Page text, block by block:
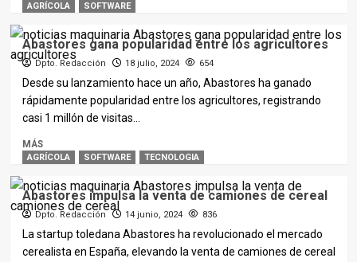
AGRÍCOLA SOFTWARE
Abastores gana popularidad entre los agricultores
Dpto. Redacción 18 julio, 2024 654
Desde su lanzamiento hace un año, Abastores ha ganado
rápidamente popularidad entre los agricultores, registrando
casi 1 millón de visitas...
MÁS
AGRÍCOLA SOFTWARE TECNOLOGIA
Abastores impulsa la venta de camiones de cereal
Dpto. Redacción 14 junio, 2024 836
La startup toledana Abastores ha revolucionado el mercado
cerealista en España, elevando la venta de camiones de cereal